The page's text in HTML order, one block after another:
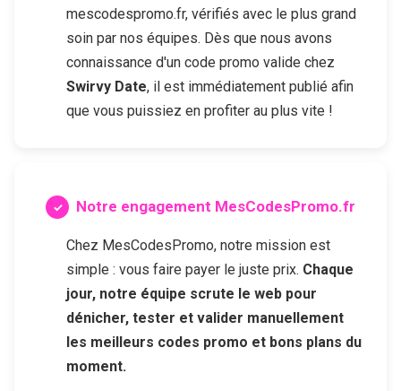
mescodespromo.fr, vérifiés avec le plus grand
soin par nos équipes. Dès que nous avons
connaissance d'un code promo valide chez
Swirvy Date, il est immédiatement publié afin
que vous puissiez en profiter au plus vite !
Notre engagement MesCodesPromo.fr
Chez MesCodesPromo, notre mission est
simple : vous faire payer le juste prix. Chaque
jour, notre équipe scrute le web pour
dénicher, tester et valider manuellement
les meilleurs codes promo et bons plans du
moment.